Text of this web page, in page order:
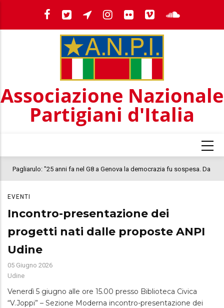
contenuto
Associazione Nazionale
Partigiani d'Italia
Pagliarulo: "25 anni fa nel G8 a Genova la democrazia fu sospesa. Da
colloca la morte di Abderrahim Fakir"
EVENTI
Incontro-presentazione dei
progetti nati dalle proposte ANPI
Udine
05 Giugno 2026
Udine
Venerdì 5 giugno alle ore 15.00 presso Biblioteca Civica
“V.Joppi” – Sezione Moderna incontro-presentazione dei